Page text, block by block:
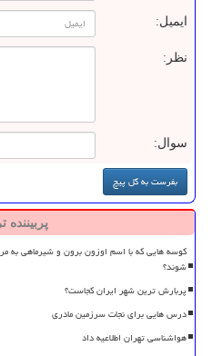
ایمیل:
نظر:
سوال:
پربیننده
کوسه هایی که با اسم اوزون برون و شیرماهی
شوند؟
پربارش ترین شهر ایران کجاست؟
درس هایی برای نجات سرزمین مادری
هواشناسی تهران اطلاعیه داد